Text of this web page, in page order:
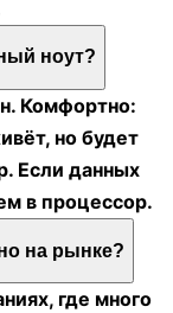
ноут?
Комфортно:
но будет
Если данных
в процессор.
на рынке?
где много